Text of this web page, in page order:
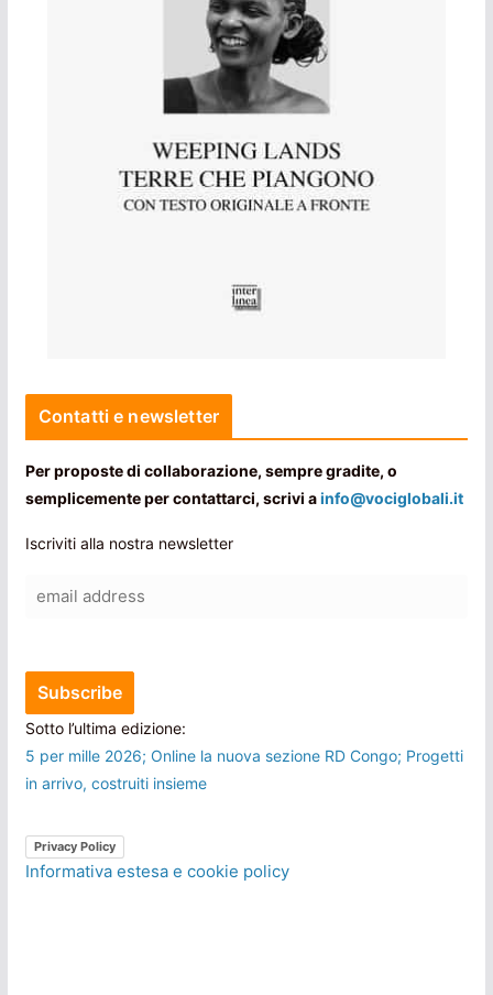
Contatti e newsletter
Per proposte di collaborazione, sempre gradite, o
semplicemente per contattarci, scrivi ainfo@vociglobali.it
Iscriviti alla nostra newsletter
Sotto l’ultima edizione:
5 per mille 2026; Online la nuova sezione RD Congo; Progetti
in arrivo, costruiti insieme
Privacy Policy
Informativa estesa e cookie policy